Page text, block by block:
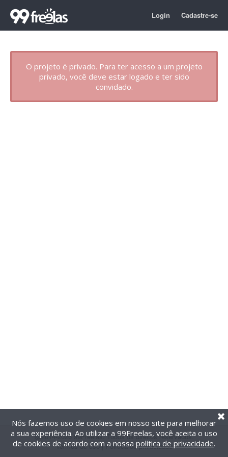
Login Cadastre-se
O projeto é privado. Para ter acesso a um projeto
privado, você deve estar logado e ter sido
convidado.
@2014-2026 99Freelas. Todos os direitos reservados.
Termos de uso| Política de privacidade
Nós fazemos uso de cookies em nosso site para melhorar
a sua experiência. Ao utilizar a 99Freelas, você aceita o uso
de cookies de acordo com a nossa política de privacidade.